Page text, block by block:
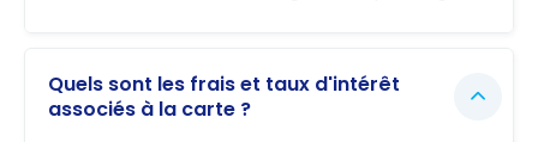
Quels sont les frais et taux d'intérêt
associés à la carte ?